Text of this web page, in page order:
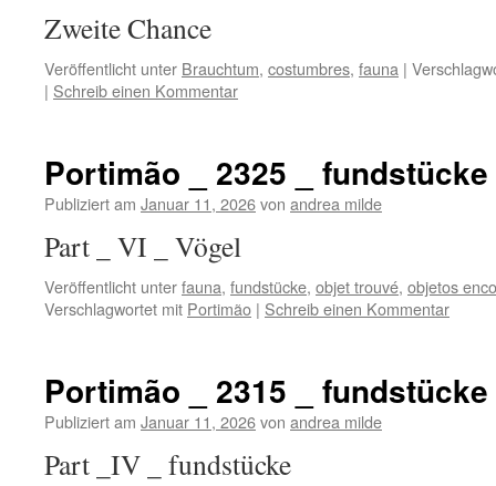
Zweite Chance
Veröffentlicht unter Brauchtum, costumbres, fauna |
| Schreib einen Kommentar
Portimão _ 2325 _ fundstücke
Publiziert am Januar 11, 2026von andrea milde
Part _ VI _
Veröffentlicht unterfauna, fundstücke, objet trouvé, objetos
Verschlagwortet mit Portimão | Schreib einen Kommentar
Portimão _ 2315 _ fundstücke
Publiziert am Januar 11, 2026von andrea milde
Part _IV _ fundstücke